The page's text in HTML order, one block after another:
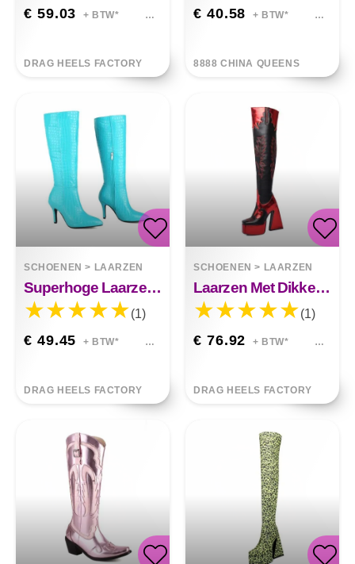
€ 59.03 + BTW*
DRAG HEELS FACTORY
€ 40.58 + BTW*
8888 CHINA QUEENS
SCHOENEN > LAARZEN
Superhoge Laarzen Met Spitse Dunne Hak
(1)
€ 49.45 + BTW*
DRAG HEELS FACTORY
SCHOENEN > LAARZEN
Laarzen Met Dikke Hakken En Hoge Hakken
(1)
€ 76.92 + BTW*
DRAG HEELS FACTORY